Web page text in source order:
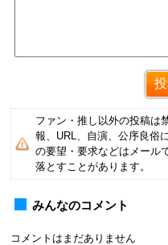
ファン・推し以外の投稿は
報、URL、自演、公序良俗
の要望・要求などはメール
落とすことがあります。
みんなのコメント
コメントはまだありません